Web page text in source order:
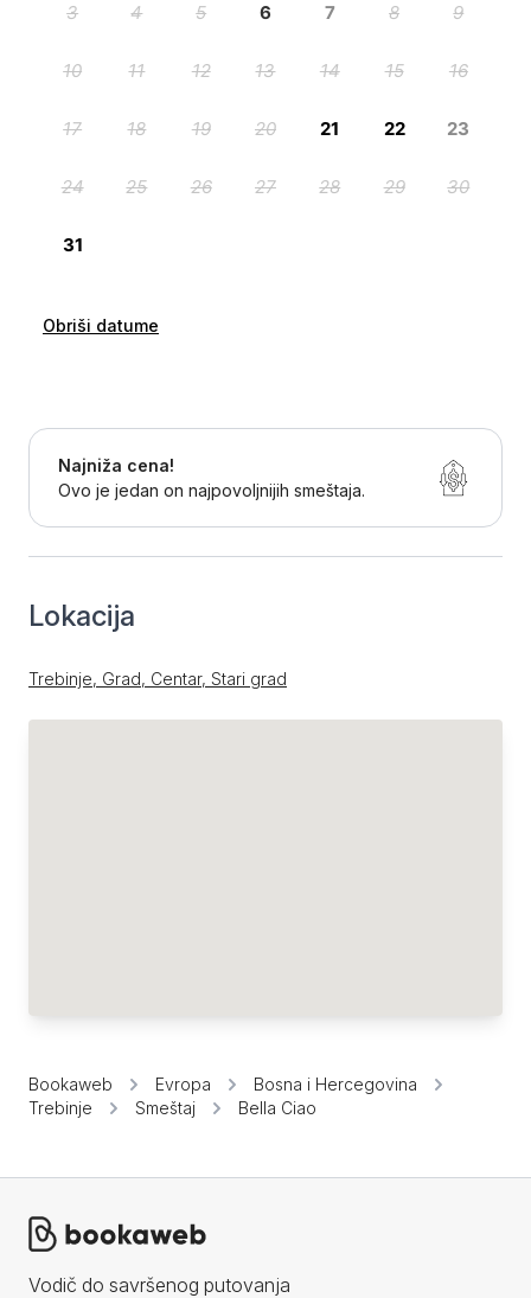
Obriši datume
Najniža cena!
Ovo je jedan on najpovoljnijih smeštaja.
Lokacija
Trebinje, Grad, Centar, Stari grad
Bookaweb Evropa
Bosna i Hercegovina
Trebinje
Smeštaj Bella Ciao
Vodič do savršenog putovanja